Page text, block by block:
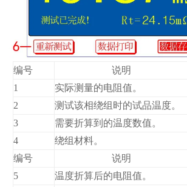
编号
说明
1
实际测量的电阻值。
2
测试该相绕组时的试品温度。
3
需要折算到的温度数值。
4
绕组材料。
编号
说明
5
温度折算后的电阻值。